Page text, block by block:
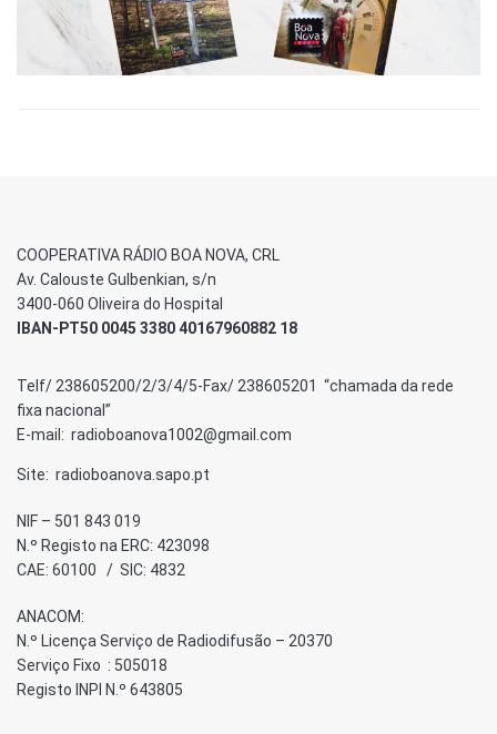
COOPERATIVA RÁDIO BOA NOVA, CRL
Av. Calouste Gulbenkian, s/n
3400-060 Oliveira do Hospital
IBAN-PT50 0045 3380 40167960882 18
Telf/ 238605200/2/3/4/5-Fax/ 238605201 “chamada da rede
fixa nacional”
E-mail: radioboanova1002@gmail.com
Site: radioboanova.sapo.pt
NIF – 501 843 019
N.º Registo na ERC: 423098
CAE: 60100 / SIC: 4832
ANACOM:
N.º Licença Serviço de Radiodifusão – 20370
Serviço Fixo : 505018
Registo INPI N.º 643805